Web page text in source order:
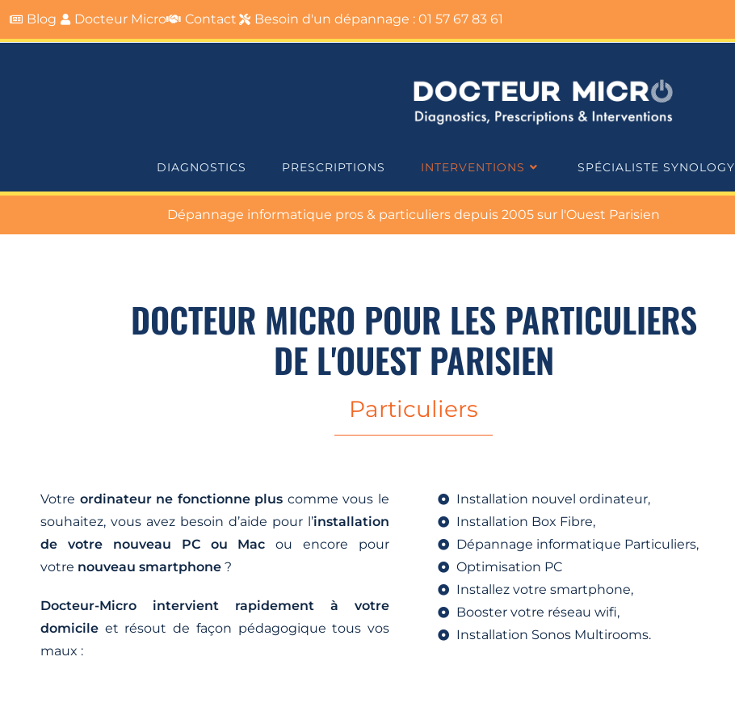
Blog Docteur Micro Contact Besoin d'un dépannage : 01 57 67 83 61
DIAGNOSTICS PRESCRIPTIONS INTERVENTIONS SPÉCIALISTE SYNOLOGY
Dépannage informatique pros & particuliers depuis 2005 sur l'Ouest Parisien
DOCTEUR MICRO POUR LES PARTICULIERS
DE L'OUEST PARISIEN
Particuliers
Votre ordinateur ne fonctionne plus comme vous le
souhaitez, vous avez besoin d’aide pour l’installation
de votre nouveau PC ou Mac ou encore pour
votre nouveau smartphone ?
Docteur-Micro intervient rapidement à votre
domicile et résout de façon pédagogique tous vos
maux :
Installation nouvel ordinateur,
Installation Box Fibre,
Dépannage informatique Particuliers,
Optimisation PC
Installez votre smartphone,
Booster votre réseau wifi,
Installation Sonos Multirooms.